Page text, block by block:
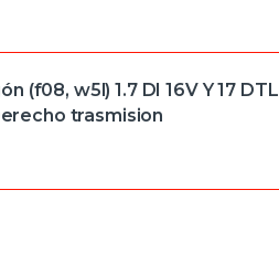
(f08, w5l) 1.7 DI 16V Y 17 DTL
trasmision